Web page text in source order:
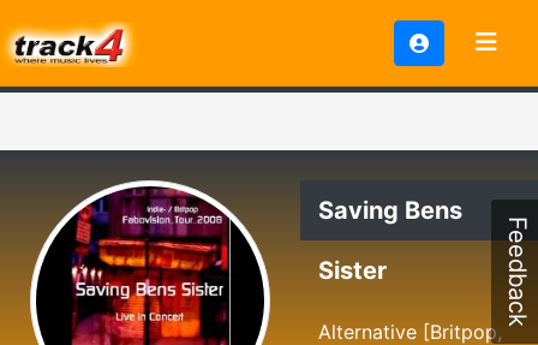
Saving Bens
Sister
Alternative [Britpop,
Feedback